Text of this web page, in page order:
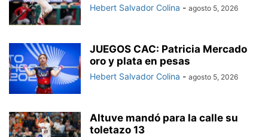
Hebert Salvador Colina - agosto 5, 2026
JUEGOS CAC: Patricia Mercado
oro y plata en pesas
Hebert Salvador Colina - agosto 5, 2026
Altuve mandó para la calle su
toletazo 13